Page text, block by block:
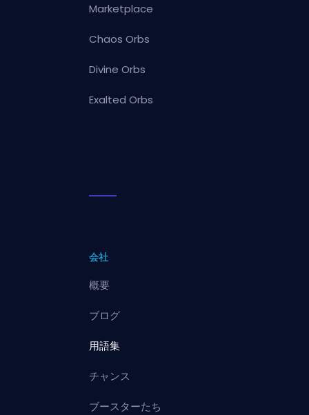
Marketplace
Chaos Orbs
Divine Orbs
Exalted Orbs
会社
概要
ブログ
用語集
チャンス
ブースターたち